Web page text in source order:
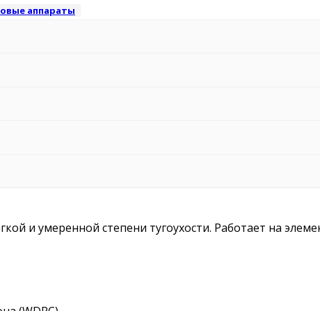
аппараты
и умеренной степени тугоухости. Работает на